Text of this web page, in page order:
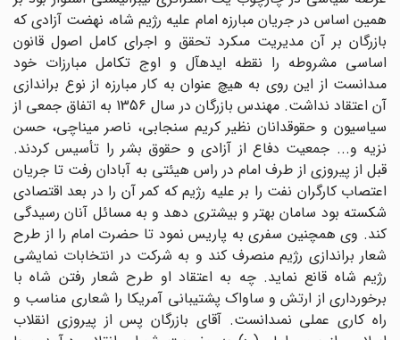
همین اساس در جریان مبارزه امام علیه رژیم شاه، نهضت آزادى که
بازرگان بر آن مدیریت مى‏کرد تحقق و اجراى کامل اصول قانون
اساسى مشروطه را نقطه ایده‏آل و اوج تکامل مبارزات خود
مى‏دانست از این روى به هیچ عنوان به کار مبارزه از نوع براندازى
آن اعتقاد نداشت. مهندس بازرگان در سال 1356 به اتفاق جمعى از
سیاسیون و حقوقدانان نظیر کریم سنجابى، ناصر میناچى، حسن
نزیه و... جمعیت دفاع از آزادى و حقوق بشر را تأسیس کردند.
قبل از پیروزى از طرف امام در راس هیئتى به آبادان رفت تا جریان
اعتصاب کارگران نفت را بر علیه رژیم که کمر آن را در بعد اقتصادى
شکسته بود سامان بهتر و بیشترى دهد و به مسائل آنان رسیدگى
کند. وى همچنین سفرى به پاریس نمود تا حضرت امام را از طرح
شعار براندازى رژیم منصرف کند و به شرکت در انتخابات نمایشى
رژیم شاه قانع نماید. چه به اعتقاد او طرح شعار رفتن شاه با
برخوردارى از ارتش و ساواک پشتیبانى آمریکا را شعارى مناسب و
راه کارى عملى نمى‏دانست. آقاى بازرگان پس از پیروزى انقلاب